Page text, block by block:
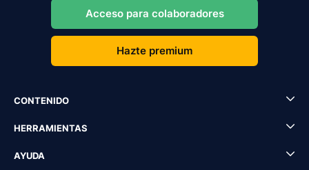
Acceso para colaboradores
Hazte premium
CONTENIDO
HERRAMIENTAS
AYUDA